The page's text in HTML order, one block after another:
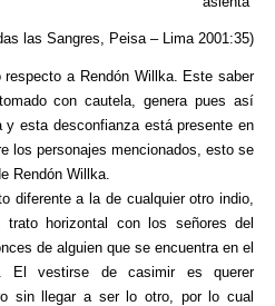
las Sangres, Peisa – Lima 2001:35)
a Rendón Willka. Este saber
con cautela, genera pues así
y esta desconfianza está presente en
los personajes mencionados, esto se
Rendón Willka.
diferente a la de cualquier otro indio,
horizontal con los señores del
de alguien que se encuentra en el
El vestirse de casimir es querer
sin llegar a ser lo otro, por lo cual